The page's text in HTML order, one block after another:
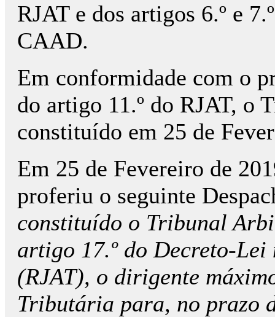
RJAT e dos artigos 6.º e
CAAD.
Em conformidade com o
do artigo 11.º do RJAT,
constituído em 25 de
Em 25 de Fevereiro de
proferiu o seguinte
constituído o Tribunal
artigo 17.º do Decreto-Lei
(RJAT), o dirigente
Tributária para, no prazo